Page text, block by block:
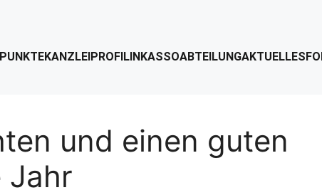
KANZLEIPROFILINKASSOABTEILUNGAKTUELLES
und einen guten
Jahr